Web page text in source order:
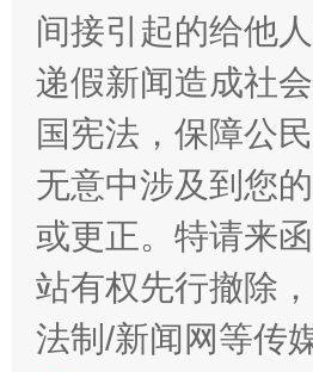
间接引起的给他
递假新闻造成社
国宪法，保障公
无意中涉及到您
或更正。特请来
站有权先行撤除
法制/新闻网等传